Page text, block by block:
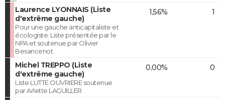
Laurence LYONNAIS (Liste
d'extrême gauche)
Pour une gauche anticapitaliste et
écologiste. Liste présentée par le
NPA et soutenue par Olivier
Besancenot.
1,56% 1
Michel TREPPO (Liste
d'extrême gauche)
Liste LUTTE OUVRIERE soutenue
par Arlette LAGUILLER.
0,00% 0